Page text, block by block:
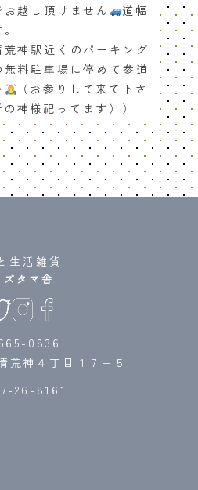
越し頂けません
道幅
神駅近くのパーキング
料駐車場に停めて参道
（お参りして来て下さ
神様祀ってます））
生活雑貨
ズタマ舎
0836
荒神４丁目１７−５
26-8161